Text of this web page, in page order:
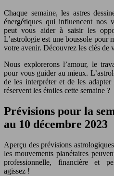
Chaque semaine, les astres
énergétiques qui influencent nos
peut vous aider à saisir les
L’astrologie est une boussole pour
votre avenir. Découvrez les clés de
Nous explorerons l’amour, le
pour vous guider au mieux.
de les interpréter et de les
réservent les étoiles cette semaine ?
Prévisions pour la
au 10 décembre 2023
Aperçu des prévisions
les mouvements planétaires
professionnelle, financière et
agissez !